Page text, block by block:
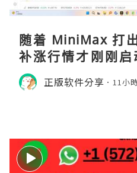
随着 MiniMax 打
补涨行情才刚刚
即，基本面逻辑硬
顺势做多，在巨头
正版软件分享 11小